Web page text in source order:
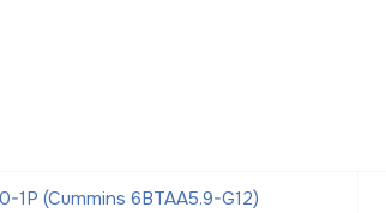
(Cummins 6BTAA5.9-G12)